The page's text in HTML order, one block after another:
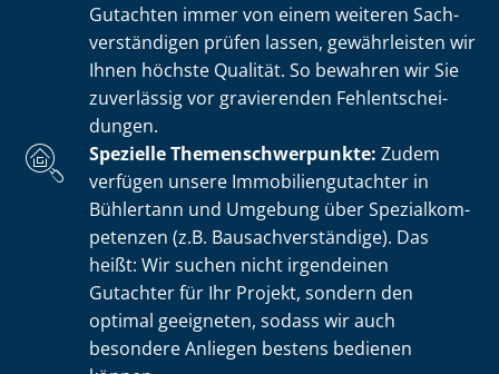
Gutachten immer von einem weiteren Sach­
ver­stän­di­gen prüfen lassen, gewährleisten wir
Ihnen höchste Qualität. So bewahren wir Sie
zuverlässig vor gravierenden Fehl­ent­schei­
dun­gen.
Spezielle The­men­schwer­punk­te: Zudem
verfügen unsere Im­mo­bi­li­en­gut­ach­ter in
Bühlertann und Umgebung über Spe­zi­al­kom­
pe­ten­zen (z.B. Bau­sach­ver­stän­di­ge). Das
heißt: Wir suchen nicht irgendeinen
Gutachter für Ihr Projekt, sondern den
optimal geeigneten, sodass wir auch
besondere Anliegen bestens bedienen